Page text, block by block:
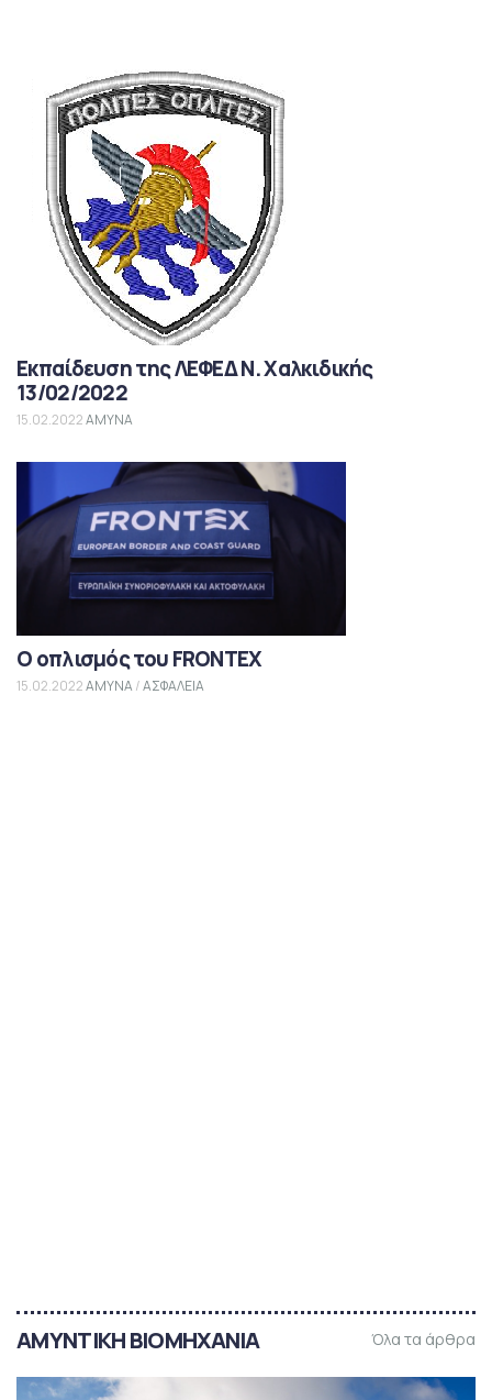
Εκπαίδευση της ΛΕΦΕΔ Ν. Χαλκιδικής
13/02/2022
15.02.2022ΑΜΥΝΑ
Ο οπλισμός του FRONTEX
15.02.2022ΑΜΥΝΑ/ΑΣΦΑΛΕΙΑ
AMYNTIKH BIOMHXANIA Όλα τα άρθρα